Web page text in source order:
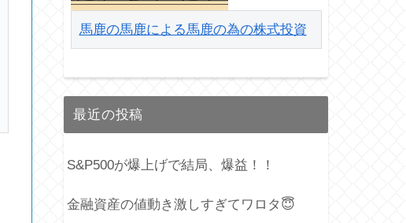
馬鹿の馬鹿による馬鹿の為の株式投資
最近の投稿
S&P500が爆上げで結局、爆益！！
金融資産の値動き激しすぎてワロタ😇